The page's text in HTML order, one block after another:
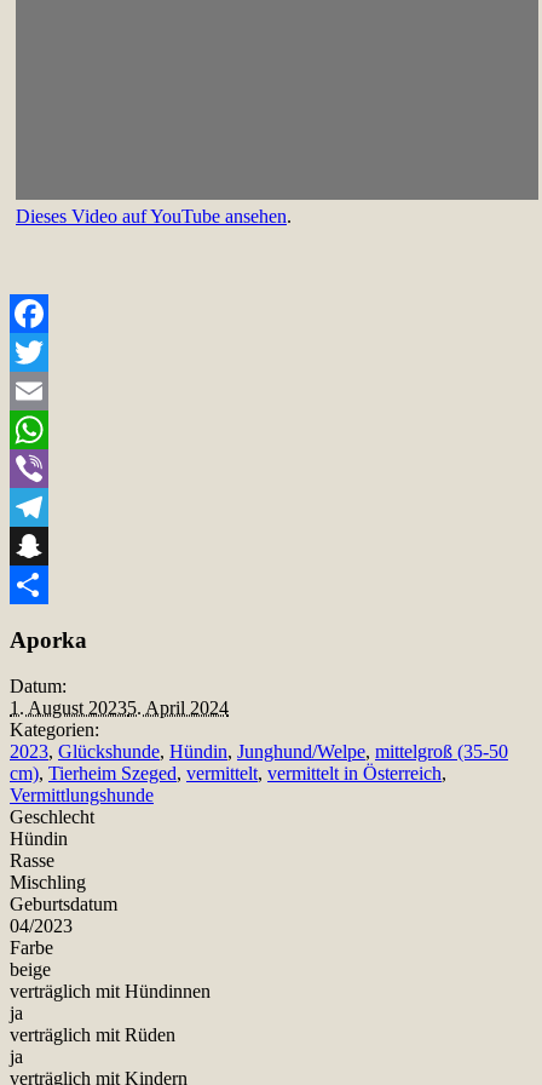
Dieses Video auf YouTube ansehen.
Facebook
Twitter
Email
WhatsApp
Viber
Telegram
Snapchat
Aporka
Datum:
1. August 20235. April 2024
Kategorien:
2023, Glückshunde, Hündin, Junghund/Welpe, mittelgroß (35-50
cm), Tierheim Szeged, vermittelt, vermittelt in Österreich,
Vermittlungshunde
Geschlecht
Hündin
Rasse
Mischling
Geburtsdatum
04/2023
Farbe
beige
verträglich mit Hündinnen
ja
verträglich mit Rüden
ja
verträglich mit Kindern